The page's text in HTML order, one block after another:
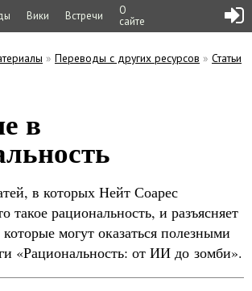
Вики Встречи
О
сайте
» Переводы с других ресурсов » Статьи
в
в которых Нейт Соарес
такое рациональность, и разъясняет
могут оказаться полезными
«Рациональность: от ИИ до зомби».